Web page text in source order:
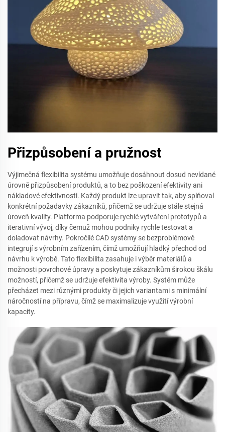
Přizpůsobení a pružnost
Výjimečná flexibilita systému umožňuje dosáhnout dosud nevídané
úrovně přizpůsobení produktů, a to bez poškození efektivity ani
nákladové efektivnosti. Každý produkt lze upravit tak, aby splňoval
konkrétní požadavky zákazníků, přičemž se udržuje stále stejná
úroveň kvality. Platforma podporuje rychlé vytváření prototypů a
iterativní vývoj, díky čemuž mohou podniky rychle testovat a
doladovat návrhy. Pokročilé CAD systémy se bezproblémově
integrují s výrobním zařízením, čímž umožňují hladký přechod od
návrhu k výrobě. Tato flexibilita zasahuje i výběr materiálů a
možnosti povrchové úpravy a poskytuje zákazníkům širokou škálu
možností, přičemž se udržuje efektivita výroby. Systém může
přecházet mezi různými produkty či jejich variantami s minimální
náročností na přípravu, čímž se maximalizuje využití výrobní
kapacity.